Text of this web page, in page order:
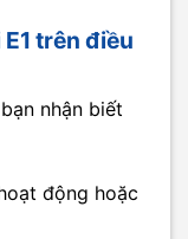
trên điều
nhận biết
động hoặc